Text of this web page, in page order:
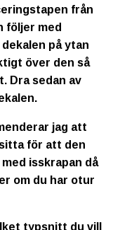
från
följer med
på ytan
över den så
Dra sedan av
jag att
för att den
isskrapan då
om du har otur
typsnitt du vill